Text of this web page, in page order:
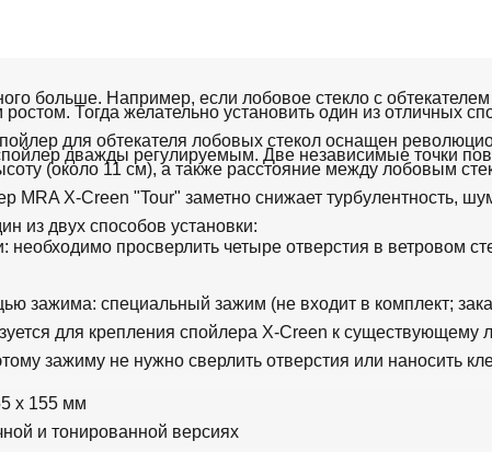
больше. Например, если лобовое стекло с
ростом. Тогда желательно установить один из отличных
для обтекателя лобовых стекол оснащен
дважды регулируемым. Две независимые точки
(около 11 см), а также расстояние между лобовым
MRA X-Creen "Tour" заметно снижает турбулентность,
из двух способов установки:
необходимо просверлить четыре отверстия в ветровом
зажима: специальный зажим (не входит в комплект;
для крепления спойлера X-Creen к существующему
зажиму не нужно сверлить отверстия или наносить
x 155 мм
и тонированной версиях